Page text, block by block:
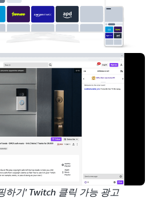
하기' Twitch 클릭 가능 광고